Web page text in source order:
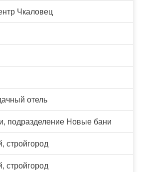
Чкаловец
отель
подразделение Новые бани
стройгород
стройгород